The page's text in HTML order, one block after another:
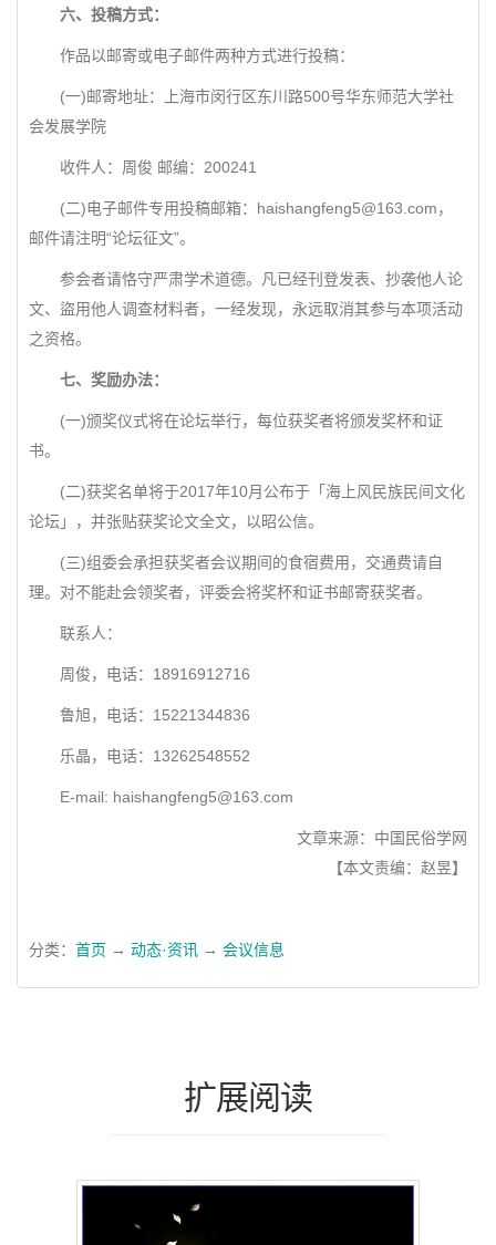
六、投稿方式：
作品以邮寄或电子邮件两种方式进行投稿：
(一)邮寄地址：上海市闵行区东川路500号华东师范大学社
会发展学院
收件人：周俊 邮编：200241
(二)电子邮件专用投稿邮箱：haishangfeng5@163.com，
邮件请注明“论坛征文”。
参会者请恪守严肃学术道德。凡已经刊登发表、抄袭他人论
文、盜用他人调查材料者，一经发现，永远取消其参与本项活动
之资格。
七、奖励办法：
(一)颁奖仪式将在论坛举行，每位获奖者将颁发奖杯和证
书。
(二)获奖名单将于2017年10月公布于「海上风民族民间文化
论坛」，并张贴获奖论文全文，以昭公信。
(三)组委会承担获奖者会议期间的食宿费用，交通费请自
理。对不能赴会领奖者，评委会将奖杯和证书邮寄获奖者。
联系人：
周俊，电话：18916912716
鲁旭，电话：15221344836
乐晶，电话：13262548552
E-mail: haishangfeng5@163.com
文章来源：中国民俗学网
【本文责编：赵昱】
分类： 首页 → 动态·资讯 → 会议信息
扩展阅读